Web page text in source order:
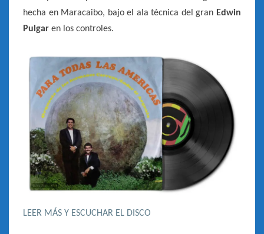
hecha en Maracaibo, bajo el ala técnica del gran Edwin
Pulgar en los controles.
LEER MÁS Y ESCUCHAR EL DISCO